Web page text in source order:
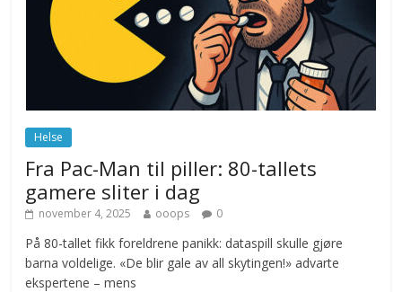
ekspert mistenker MDG
november 6, 2025 No Comments
Norge innfører nullvisjon for nedbør
juni 23, 2026 No Comments
Helse
Fra Pac-Man til piller: 80-tallets
gamere sliter i dag
november 4, 2025 ooops 0
På 80-tallet fikk foreldrene panikk: dataspill skulle gjøre
barna voldelige. «De blir gale av all skytingen!» advarte
ekspertene – mens